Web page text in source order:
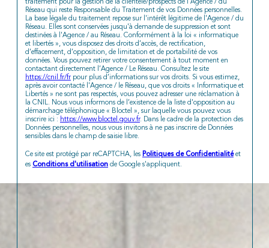
traitement pour la gestion de la clientèle/prospects de l'Agence / du
Réseau qui reste Responsable du Traitement de vos Données personnelles.
La base légale du traitement repose sur l'intérêt légitime de l'Agence / du
Réseau. Elles sont conservées jusqu'à demande de suppression et sont
destinées à l'Agence / au Réseau. Conformément à la loi « informatique
et libertés », vous disposez des droits d’accès, de rectification,
d’effacement, d’opposition, de limitation et de portabilité de vos
données. Vous pouvez retirer votre consentement à tout moment en
contactant directement l’Agence / Le Réseau. Consultez le site
https://cnil.fr/fr pour plus d’informations sur vos droits. Si vous estimez,
après avoir contacté l'Agence / le Réseau, que vos droits « Informatique et
Libertés » ne sont pas respectés, vous pouvez adresser une réclamation à
la CNIL. Nous vous informons de l’existence de la liste d'opposition au
démarchage téléphonique « Bloctel », sur laquelle vous pouvez vous
inscrire ici : https://www.bloctel.gouv.fr. Dans le cadre de la protection des
Données personnelles, nous vous invitons à ne pas inscrire de Données
sensibles dans le champ de saisie libre.
Ce site est protégé par reCAPTCHA, les Politiques de Confidentialitéet
es Conditions d'utilisation de Google s'appliquent.